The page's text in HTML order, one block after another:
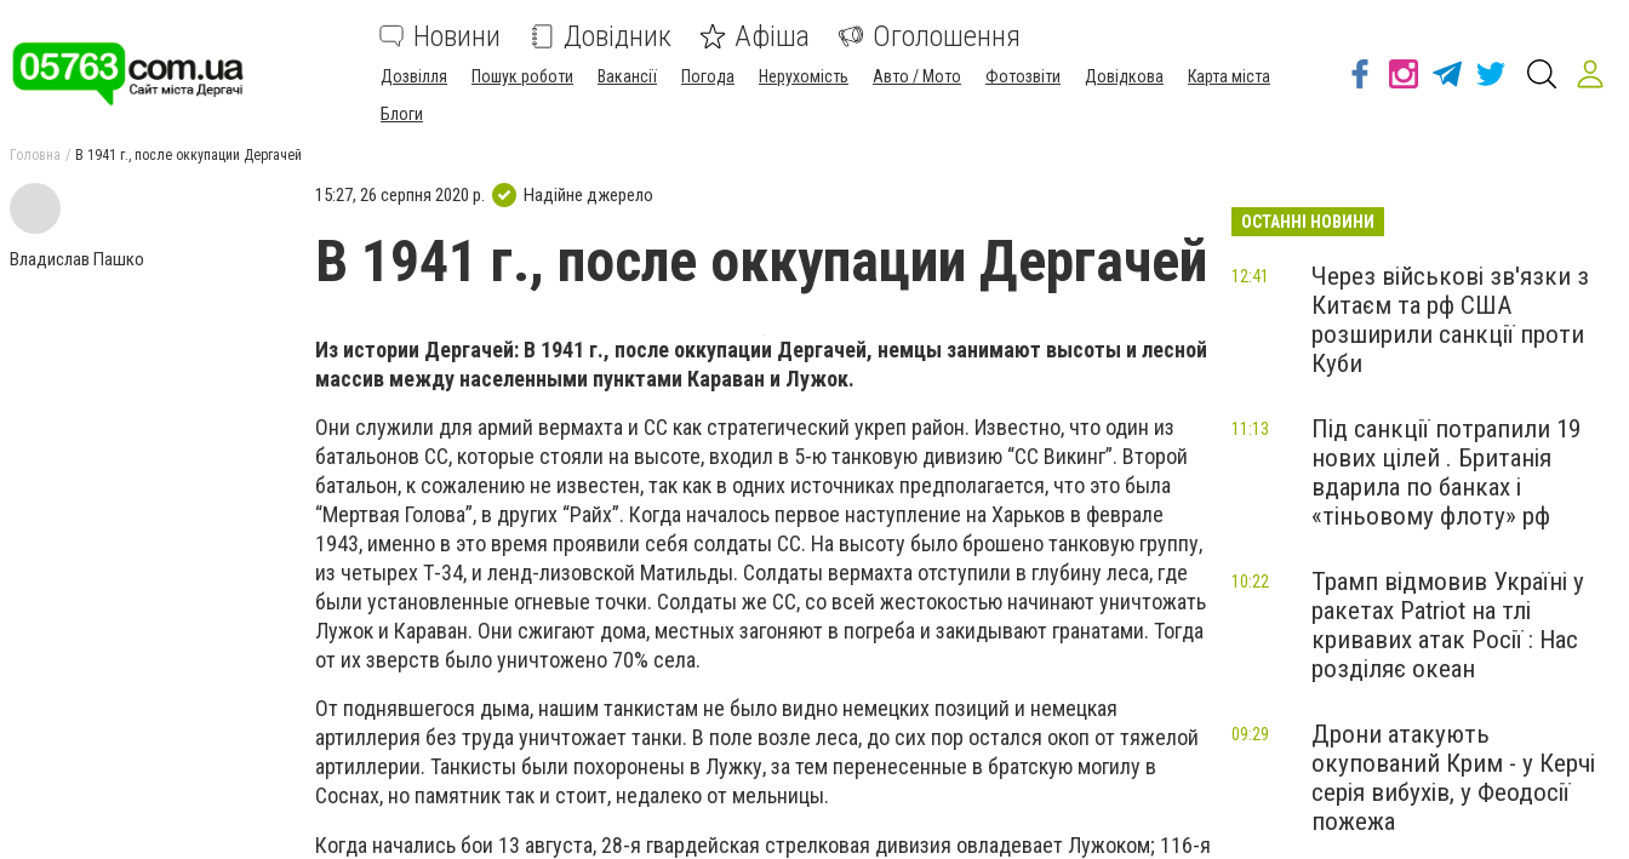
Новини Довідник Афіша Оголошення
Дозвілля Пошук роботи Вакансії Погода Нерухомість Авто / Мото Фотозвіти Довідкова
Карта міста
Блоги
Головна В 1941 г., после оккупации Дергачей
Владислав Пашко
15:27, 26 серпня 2020 р. Надійне джерело
В 1941 г., после оккупации Дергачей
Из истории Дергачей: В 1941 г., после оккупации Дергачей, немцы занимают высоты и лесной
массив между населенными пунктами Караван и Лужок.
Они служили для армий вермахта и СС как стратегический укреп район. Известно, что один из
батальонов СС, которые стояли на высоте, входил в 5-ю танковую дивизию “СС Викинг”. Второй
батальон, к сожалению не известен, так как в одних источниках предполагается, что это была
“Мертвая Голова”, в других “Райх”. Когда началось первое наступление на Харьков в феврале
1943, именно в это время проявили себя солдаты СС. На высоту было брошено танковую группу,
из четырех Т-34, и ленд-лизовской Матильды. Солдаты вермахта отступили в глубину леса, где
были установленные огневые точки. Солдаты же СС, со всей жестокостью начинают уничтожать
Лужок и Караван. Они сжигают дома, местных загоняют в погреба и закидывают гранатами. Тогда
от их зверств было уничтожено 70% села.
От поднявшегося дыма, нашим танкистам не было видно немецких позиций и немецкая
артиллерия без труда уничтожает танки. В поле возле леса, до сих пор остался окоп от тяжелой
артиллерии. Танкисты были похоронены в Лужку, за тем перенесенные в братскую могилу в
Соснах, но памятник так и стоит, недалеко от мельницы.
Когда начались бои 13 августа, 28-я гвардейская стрелковая дивизия овладевает Лужоком; 116-я
ОСТАННІ НОВИНИ
Через військові зв'язки з
Китаєм та рф США
розширили санкції проти
Куби
12:41
Під санкції потрапили 19
нових цілей . Британія
вдарила по банках і
«тіньовому флоту» рф
11:13
Трамп відмовив Україні у
ракетах Patriot на тлі
кривавих атак Росії : Нас
розділяє океан
10:22
Дрони атакують
окупований Крим - у Керчі
серія вибухів, у Феодосії
пожежа
09:29